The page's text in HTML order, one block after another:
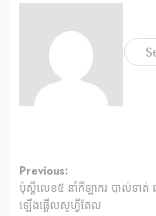
Previous:
ប៉ុស្តីលេខ៥ នាំកីឡាករ បាល់ទាត់ ជ
ឡើងផ្អើលសូហ្វីតែល